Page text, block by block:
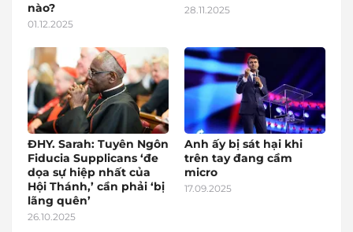
nào?
01.12.2025
28.11.2025
ĐHY. Sarah: Tuyên Ngôn
Fiducia Supplicans ‘đe
dọa sự hiệp nhất của
Hội Thánh,’ cần phải ‘bị
lãng quên’
26.10.2025
Anh ấy bị sát hại khi
trên tay đang cầm
micro
17.09.2025